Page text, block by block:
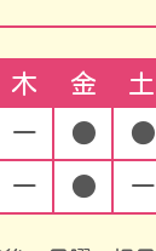
木 金
土
ー ●
●
ー ● ー